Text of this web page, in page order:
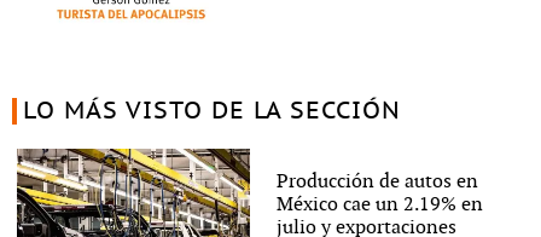
LO MÁS VISTO DE LA SECCIÓN
Producción de autos en
México cae un 2.19% en
julio y exportaciones